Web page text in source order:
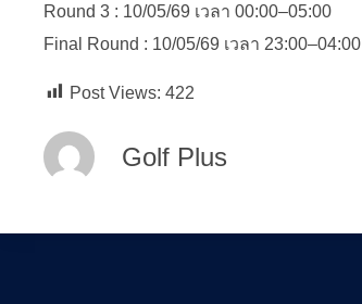
Round 3 : 10/05/69 เวลา 00:00–05:00
Final Round : 10/05/69 เวลา 23:00–04:00
Post Views: 422
Golf Plus